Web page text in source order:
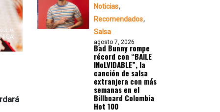
Noticias
Recomendados
Salsa
agosto 7, 2026
Bad Bunny rompe
récord con “BAILE
INoLVIDABLE”, la
canción de salsa
extranjera con más
semanas en el
Billboard Colombia
Hot 100